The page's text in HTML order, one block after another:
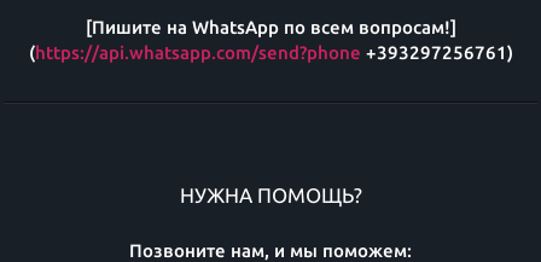
[Пишите на WhatsApp по всем вопросам!]
(https://api.whatsapp.com/send?phone +393297256761)
НУЖНА ПОМОЩЬ?
Позвоните нам, и мы поможем: